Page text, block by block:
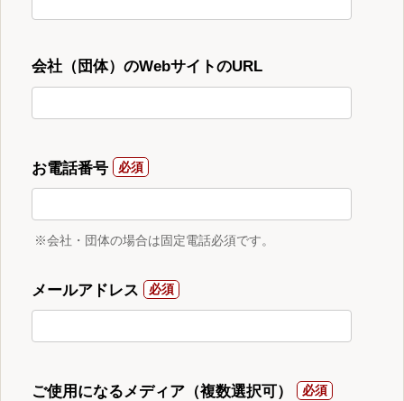
会社（団体）のWebサイトのURL
お電話番号
※会社・団体の場合は固定電話必須です。
メールアドレス
ご使用になるメディア（複数選択可）